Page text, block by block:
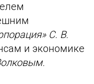
С. В.
и экономике